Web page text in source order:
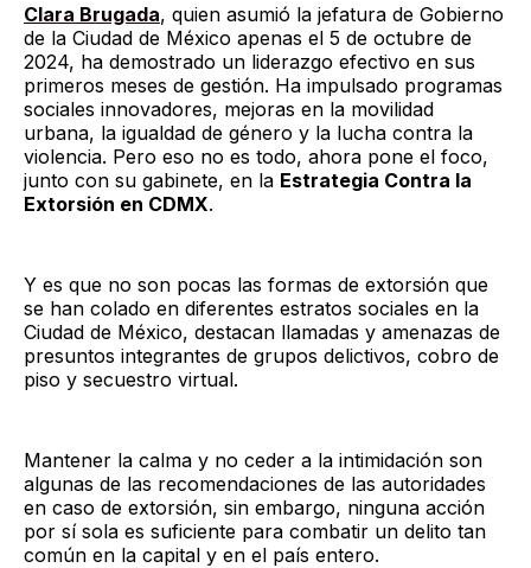
Clara Brugada, quien asumió la jefatura de Gobierno
de la Ciudad de México apenas el 5 de octubre de
2024, ha demostrado un liderazgo efectivo en sus
primeros meses de gestión. Ha impulsado programas
sociales innovadores, mejoras en la movilidad
urbana, la igualdad de género y la lucha contra la
violencia. Pero eso no es todo, ahora pone el foco,
junto con su gabinete, en la Estrategia Contra la
Extorsión en CDMX.
Y es que no son pocas las formas de extorsión que
se han colado en diferentes estratos sociales en la
Ciudad de México, destacan llamadas y amenazas de
presuntos integrantes de grupos delictivos, cobro de
piso y secuestro virtual.
Mantener la calma y no ceder a la intimidación son
algunas de las recomendaciones de las autoridades
en caso de extorsión, sin embargo, ninguna acción
por sí sola es suficiente para combatir un delito tan
común en la capital y en el país entero.